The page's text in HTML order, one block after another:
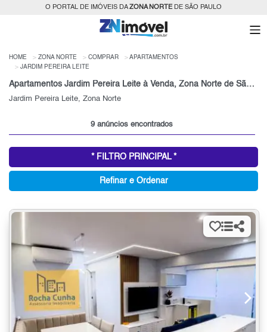
O PORTAL DE IMÓVEIS DAZONA NORTEDE SÃO PAULO
HOME ZONA NORTE COMPRAR
APARTAMENTOS
JARDIM PEREIRA LEITE
Apartamentos Jardim Pereira Leite à Venda, Zona Norte de São Paulo, SP
Jardim Pereira Leite, Zona Norte
9 anúncios encontrados
* FILTRO PRINCIPAL *
Refinar e Ordenar